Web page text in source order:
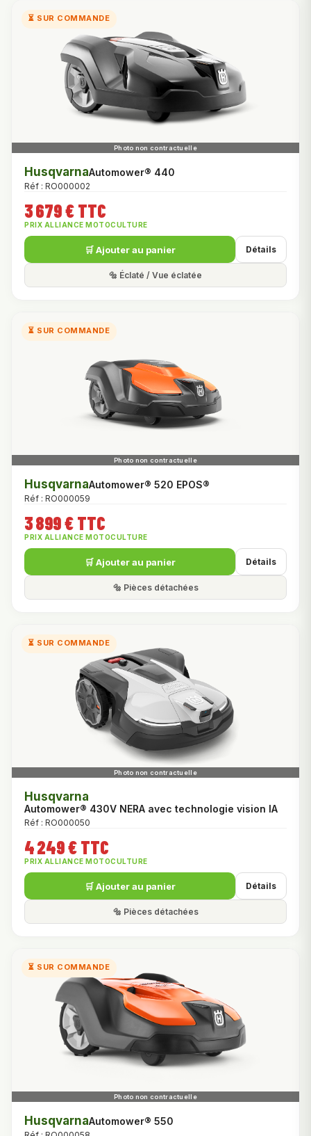
⏳ SUR COMMANDE
HusqvarnaAutomower® 440
Réf : RO000002
3 679 € TTC
PRIX ALLIANCE MOTOCULTURE
🛒 Ajouter au panier Détails
🔩 Éclaté / Vue éclatée
⏳ SUR COMMANDE
HusqvarnaAutomower® 520 EPOS®
Réf : RO000059
3 899 € TTC
PRIX ALLIANCE MOTOCULTURE
🛒 Ajouter au panier Détails
🔩 Pièces détachées
⏳ SUR COMMANDE
Husqvarna
Automower® 430V NERA avec technologie vision IA
Réf : RO000050
4 249 € TTC
PRIX ALLIANCE MOTOCULTURE
🛒 Ajouter au panier Détails
🔩 Pièces détachées
⏳ SUR COMMANDE
HusqvarnaAutomower® 550